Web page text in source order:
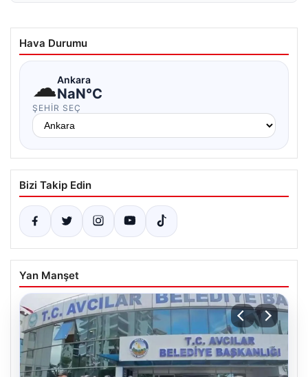
Hava Durumu
☁Ankara
NaN°C
ŞEHIR SEÇ
Bizi Takip Edin
Yan Manşet